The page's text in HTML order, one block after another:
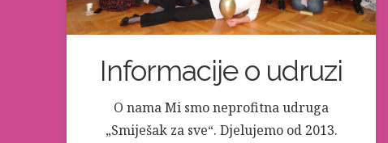
Informacije o udruzi
O nama Mi smo neprofitna udruga
„Smiješak za sve“. Djelujemo od 2013.